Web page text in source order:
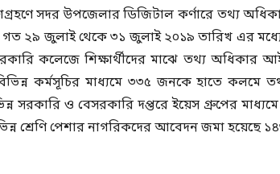
সদর উপজেলার ডিজিটাল কর্ণারে তথ্য
২৯ জুলাই থেকে ৩১ জুলাই ২০১৯ তারিখ এর মধ্যে ২
কলেজে শিক্ষার্থীদের মাঝে তথ্য
কর্মসূচির মাধ্যমে ৩৩৫ জনকে হাতে কলমে
সরকারি ও বেসরকারি দপ্তরে ইয়েস গ্রুপের
শ্রেণি পেশার নাগরিকদের আবেদন জমা হয়েছে